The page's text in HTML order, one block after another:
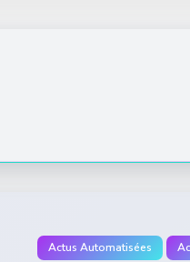
Actus Automatisées